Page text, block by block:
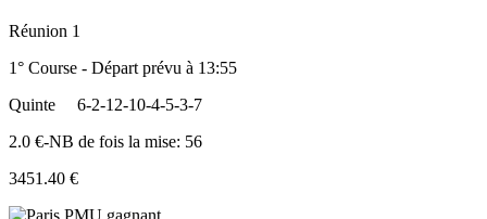
Réunion 1
1° Course - Départ prévu à 13:55
Quinte
6-2-12-10-4-5-3-7
2.0 €-NB de fois la mise: 56
3451.40 €